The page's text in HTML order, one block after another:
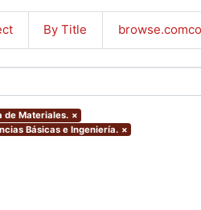
By Title
de Materiales. ×
Básicas e Ingeniería. ×